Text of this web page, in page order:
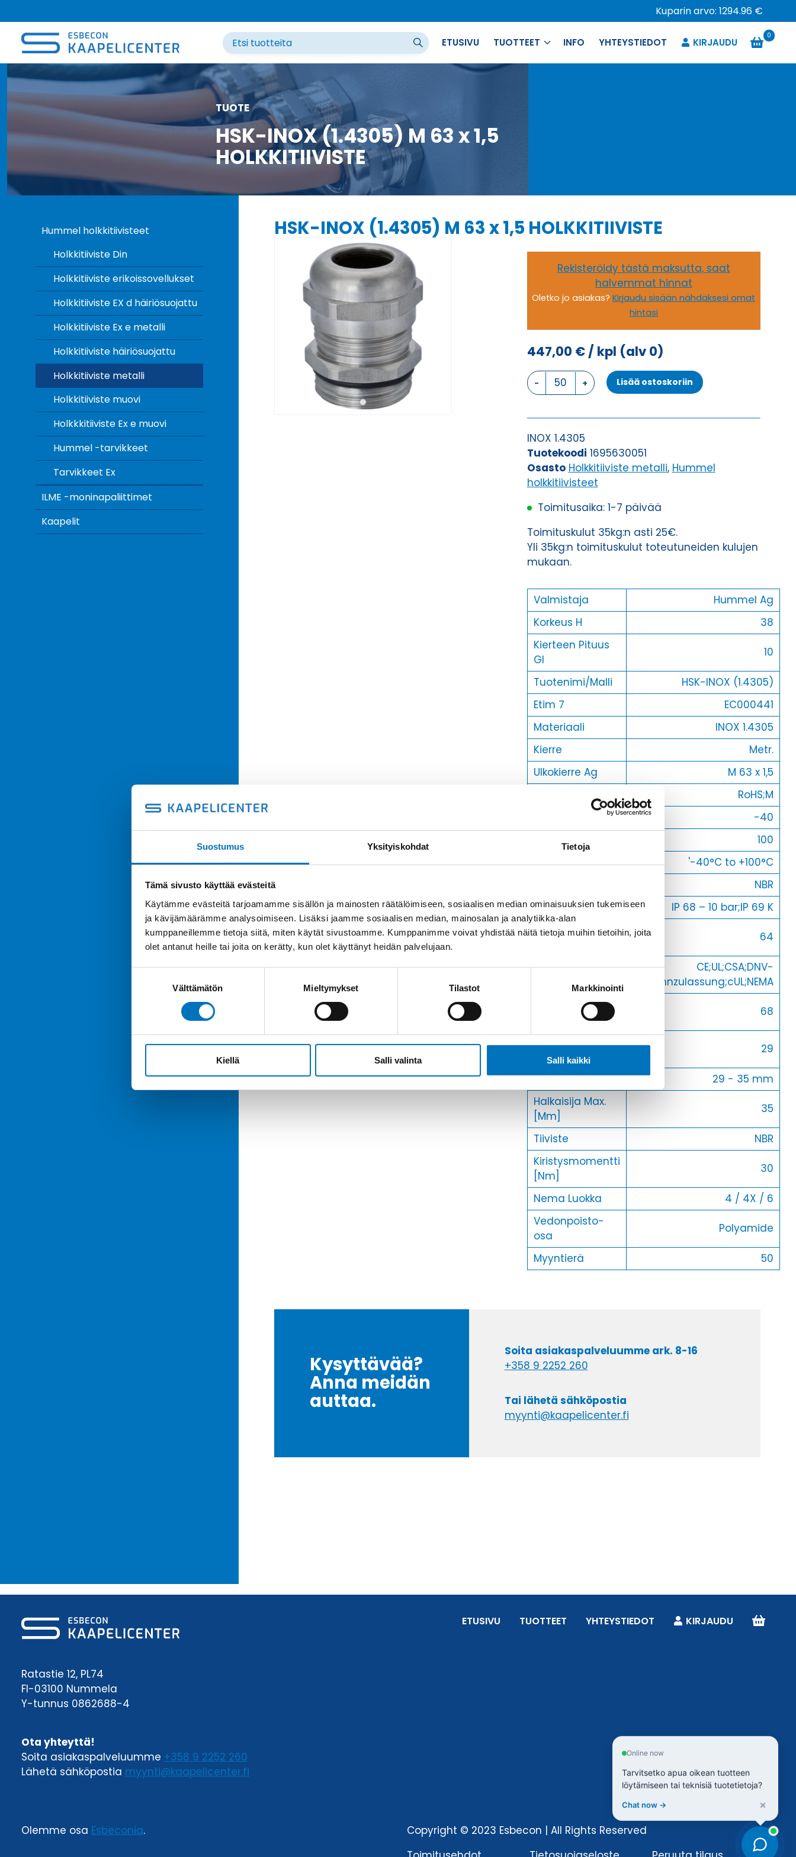
Suostumus Yksityiskohdat Tietoja
Tämä sivusto käyttää evästeitä
Käytämme evästeitä tarjoamamme sisällön ja mainosten räätälöimiseen, sosiaalisen median ominaisuuksien tukemiseen
ja kävijämäärämme analysoimiseen. Lisäksi jaamme sosiaalisen median, mainosalan ja analytiikka-alan
kumppaneillemme tietoja siitä, miten käytät sivustoamme. Kumppanimme voivat yhdistää näitä tietoja muihin tietoihin, joita
olet antanut heille tai joita on kerätty, kun olet käyttänyt heidän palvelujaan.
Välttämätön Mieltymykset Tilastot Markkinointi
Kiellä Salli valinta Salli kaikki
sisältöön
Kuparin arvo: 1294.96 €
ETUSIVU TUOTTEET INFO YHTEYSTIEDOT KIRJAUDU
0
TUOTE
HSK-INOX (1.4305) M 63 x 1,5
HOLKKITIIVISTE
Hummel holkkitiivisteet
Holkkitiiviste Din
Holkkitiiviste erikoissovellukset
Holkkitiiviste EX d häiriösuojattu
Holkkitiiviste Ex e metalli
Holkkitiiviste häiriösuojattu
Holkkitiiviste metalli
Holkkitiiviste muovi
Holkkkitiiviste Ex e muovi
Hummel -tarvikkeet
Tarvikkeet Ex
ILME -moninapaliittimet
Kaapelit
HSK-INOX (1.4305) M 63 x 1,5 HOLKKITIIVISTE
Rekisteröidy tästä maksutta, saat
halvemmat hinnat
Oletko jo asiakas?Kirjaudu sisään nähdäksesi omat
hintasi
447,00 €/ kpl (alv 0)
HSK-
INOX
M
63
x
1,5
HOLKKITIIVISTE
Lisää ostoskoriin
INOX 1.4305
Tuotekoodi 1695630051
Osasto Holkkitiiviste metalli, Hummel
holkkitiivisteet
Toimitusaika: 1-7 päivää
Toimituskulut 35kg:n asti 25€.
Yli 35kg:n toimituskulut toteutuneiden kulujen
mukaan.
Valmistaja
Hummel Ag
Korkeus H
38
Kierteen Pituus
Gl
10
Tuotenimi/Malli
HSK-INOX (1.4305)
Etim 7
EC000441
Materiaali
INOX 1.4305
Kierre
Metr.
Ulkokierre Ag
M 63 x 1,5
RoHS;M
-40
Max [C]
100
Käyttölämpötila
'-40°C to +100°C
NBR
Kotelointiluokka
IP 68 – 10 bar;IP 69 K
Avaimenkuva 1
64
Setrifikaatti
CE;UL;CSA;DNV-
GL;Bahnzulassung;cUL;NEMA
Avaimenkuva 2
68
Halkasija Min.
[Mm]
29
Kaapelille Mm
29 - 35 mm
Halkaisija Max.
[Mm]
35
Tiiviste
NBR
Kiristysmomentti
[Nm]
30
Nema Luokka
4 / 4X / 6
Vedonpoisto-
osa
Polyamide
Myyntierä 50
Kysyttävää?
Anna meidän
auttaa.
Soita asiakaspalveluumme ark. 8-16
+358 9 2252 260
Tai lähetä sähköpostia
myynti@kaapelicenter.fi
Ratastie 12, PL74
FI-03100 Nummela
Y-tunnus 0862688-4
Ota yhteyttä!
Soita asiakaspalveluumme +358 9 2252 260
Lähetä sähköpostia myynti@kaapelicenter.fi
ETUSIVU TUOTTEET YHTEYSTIEDOT KIRJAUDU
Olemme osa Esbeconia.
Copyright © 2023 Esbecon | All Rights Reserved
Online now
Tarvitsetko apua oikean tuotteen
löytämiseen tai teknisiä tuotetietoja?
Chat now → ×